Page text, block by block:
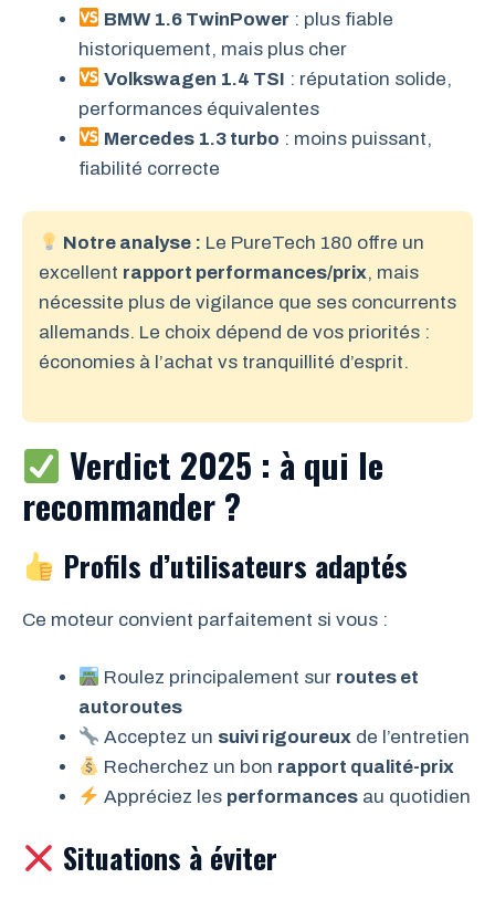
BMW 1.6 TwinPower : plus fiable
historiquement, mais plus cher
Volkswagen 1.4 TSI : réputation solide,
performances équivalentes
Mercedes 1.3 turbo : moins puissant,
fiabilité correcte
Notre analyse : Le PureTech 180 offre un
excellent rapport performances/prix, mais
nécessite plus de vigilance que ses concurrents
allemands. Le choix dépend de vos priorités :
économies à l’achat vs tranquillité d’esprit.
Verdict 2025 : à qui le
recommander ?
Profils d’utilisateurs adaptés
Ce moteur convient parfaitement si vous :
Roulez principalement sur routes et
autoroutes
Acceptez un suivi rigoureux de l’entretien
Recherchez un bon rapport qualité-prix
Appréciez les performances au quotidien
Situations à éviter